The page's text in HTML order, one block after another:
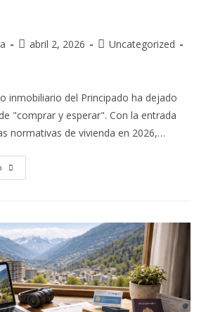
abril 2, 2026
Uncategorized
inmobiliario del Principado ha dejado
"comprar y esperar". Con la entrada
normativas de vivienda en 2026,…